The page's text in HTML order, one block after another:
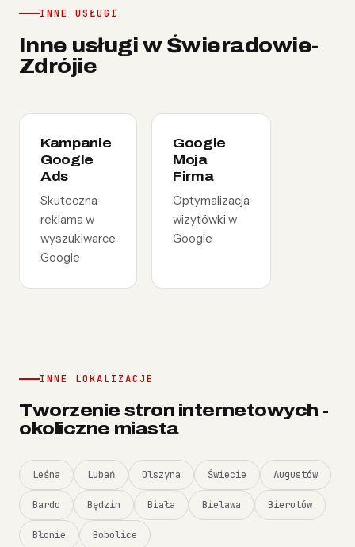
INNE USŁUGI
Inne usługi w Świeradowie-
Zdrójie
Kampanie
Google
Ads
Skuteczna
reklama w
wyszukiwarce
Google
Google
Moja
Firma
Optymalizacja
wizytówki w
Google
INNE LOKALIZACJE
Tworzenie stron internetowych -
okoliczne miasta
Leśna Lubań Olszyna Świecie Augustów
Bardo Będzin Biała Bielawa Bierutów
Błonie Bobolice